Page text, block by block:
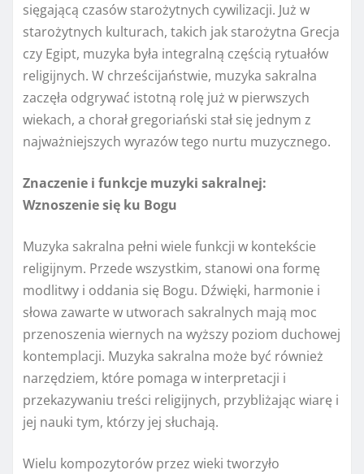
sięgającą czasów starożytnych cywilizacji. Już w
starożytnych kulturach, takich jak starożytna Grecja
czy Egipt, muzyka była integralną częścią rytuałów
religijnych. W chrześcijaństwie, muzyka sakralna
zaczęła odgrywać istotną rolę już w pierwszych
wiekach, a chorał gregoriański stał się jednym z
najważniejszych wyrazów tego nurtu muzycznego.
Znaczenie i funkcje muzyki sakralnej:
Wznoszenie się ku Bogu
Muzyka sakralna pełni wiele funkcji w kontekście
religijnym. Przede wszystkim, stanowi ona formę
modlitwy i oddania się Bogu. Dźwięki, harmonie i
słowa zawarte w utworach sakralnych mają moc
przenoszenia wiernych na wyższy poziom duchowej
kontemplacji. Muzyka sakralna może być również
narzędziem, które pomaga w interpretacji i
przekazywaniu treści religijnych, przybliżając wiarę i
jej nauki tym, którzy jej słuchają.
Wielu kompozytorów przez wieki tworzyło